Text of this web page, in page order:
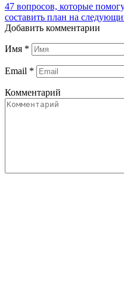
47 вопросов, которые
составить план на
Добавить комментарии
Имя *
Email *
Комментарий